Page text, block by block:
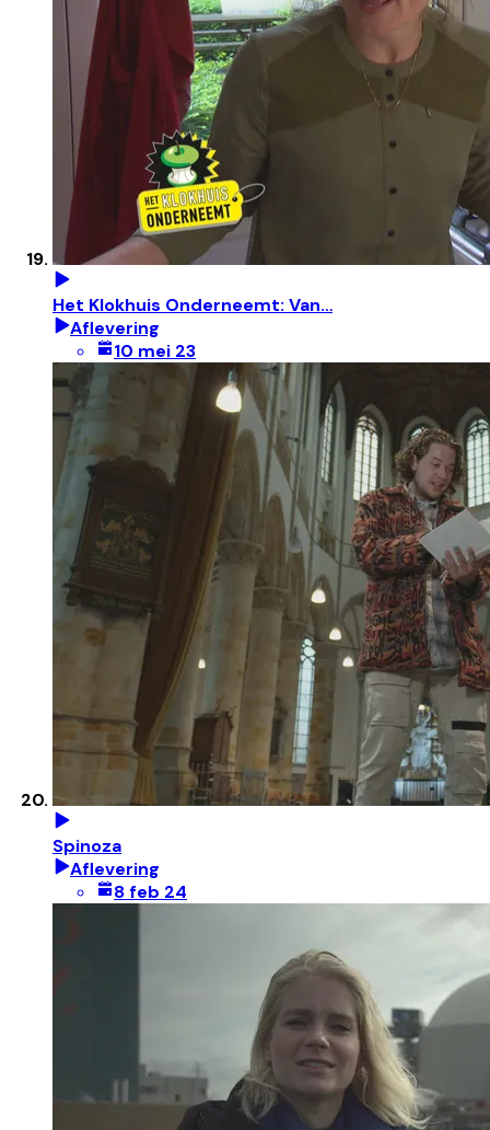
Het Klokhuis Onderneemt: Van…
Aflevering
10 mei 23
Spinoza
Aflevering
8 feb 24